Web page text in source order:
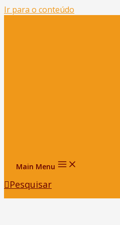
Ir para o conteúdo
Main Menu
Pesquisar